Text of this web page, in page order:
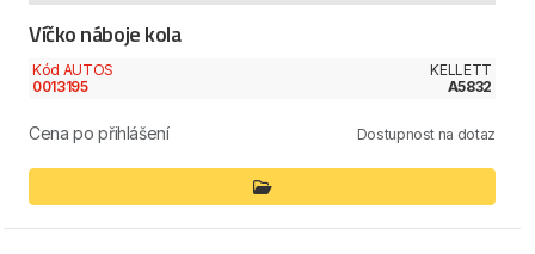
Víčko náboje kola
Kód AUTOS
0013195
KELLETT
A5832
Cena po přihlášení Dostupnost na dotaz